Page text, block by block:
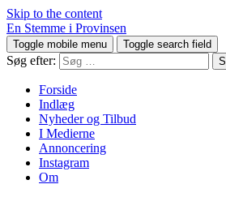
Skip to the content
En Stemme i Provinsen
Toggle mobile menu Toggle search field
Søg efter:
Forside
Indlæg
Nyheder og Tilbud
I Medierne
Annoncering
Instagram
Om